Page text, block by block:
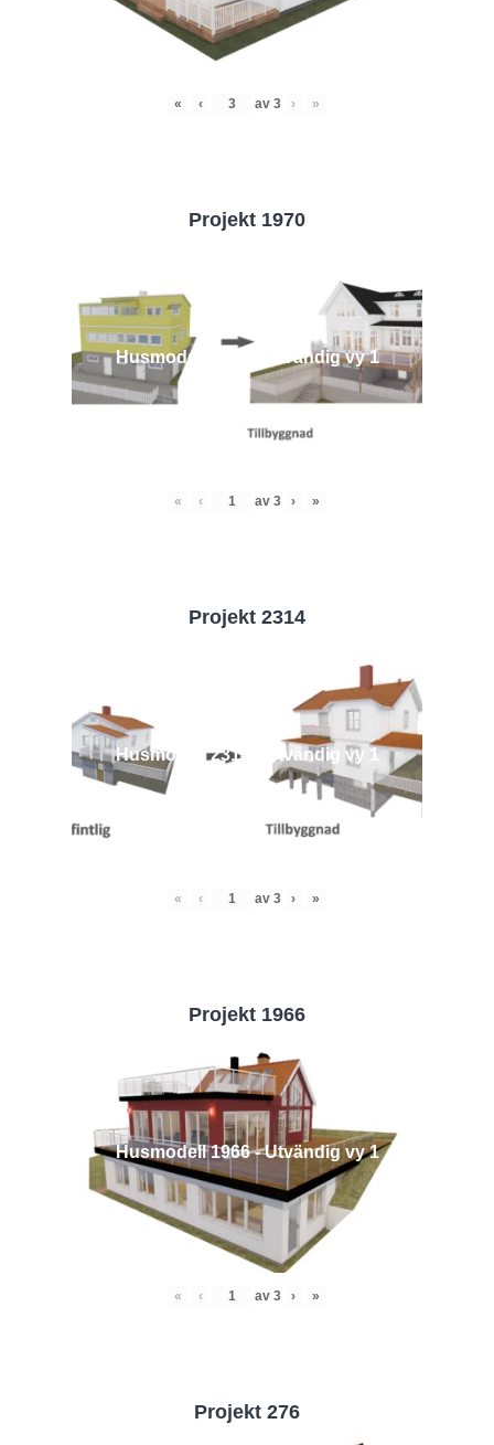
« ‹ av 3 › »
Projekt 1970
Husmodell 1970 - Utvändig vy 1
« ‹ av 3 › »
Projekt 2314
Husmodell 2314 - Utvändig vy 1
« ‹ av 3 › »
Projekt 1966
Husmodell 1966 - Utvändig vy 1
« ‹ av 3 › »
Projekt 276